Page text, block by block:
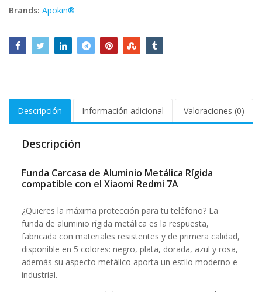
Brands: Apokin®
Descripción Información adicional Valoraciones (0)
Descripción
Funda Carcasa de Aluminio Metálica Rígida
compatible con el Xiaomi Redmi 7A
¿Quieres la máxima protección para tu teléfono? La
funda de aluminio rígida metálica es la respuesta,
fabricada con materiales resistentes y de primera calidad,
disponible en 5 colores: negro, plata, dorada, azul y rosa,
además su aspecto metálico aporta un estilo moderno e
industrial.